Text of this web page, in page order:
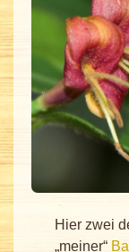
Hier zwei
„meiner“